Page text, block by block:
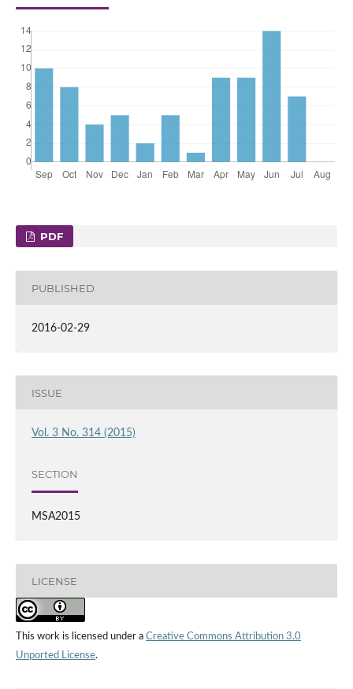
PDF
PUBLISHED
2016-02-29
ISSUE
Vol. 3 No. 314 (2015)
SECTION
MSA2015
LICENSE
This work is licensed under a Creative Commons Attribution 3.0
Unported License.